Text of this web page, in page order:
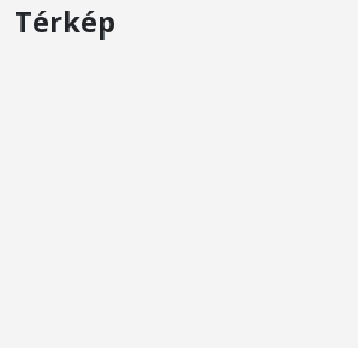
Térkép